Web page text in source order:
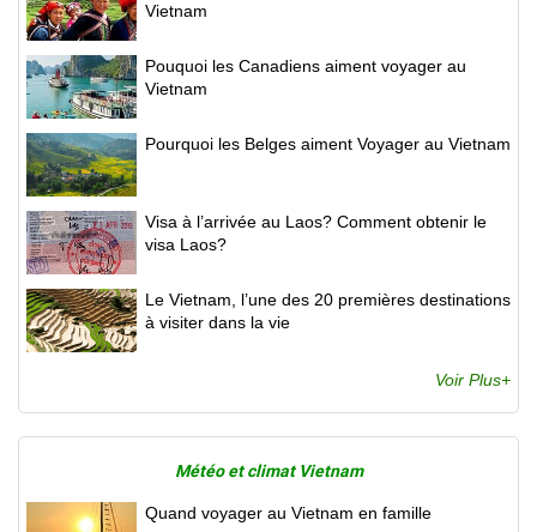
Vietnam
Pouquoi les Canadiens aiment voyager au
Vietnam
Pourquoi les Belges aiment Voyager au Vietnam
Visa à l’arrivée au Laos? Comment obtenir le
visa Laos?
Le Vietnam, l’une des 20 premières destinations
à visiter dans la vie
Voir Plus+
Météo et climat Vietnam
Quand voyager au Vietnam en famille